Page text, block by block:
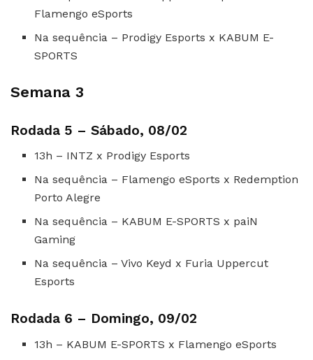
Flamengo eSports
Na sequência – Prodigy Esports x KABUM E-
SPORTS
Semana 3
Rodada 5 – Sábado, 08/02
13h – INTZ x Prodigy Esports
Na sequência – Flamengo eSports x Redemption
Porto Alegre
Na sequência – KABUM E-SPORTS x paiN
Gaming
Na sequência – Vivo Keyd x Furia Uppercut
Esports
Rodada 6 – Domingo, 09/02
13h – KABUM E-SPORTS x Flamengo eSports